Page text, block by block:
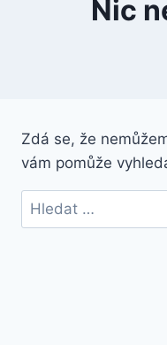
Nic
Zdá se, že
vám pomůže
Vyhledávání